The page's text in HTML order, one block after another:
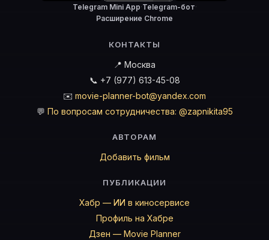
Telegram Mini App·Telegram-бот·
Расширение Chrome
КОНТАКТЫ
📍 Москва
📞 +7 (977) 613-45-08
✉️ movie-planner-bot@yandex.com
💬 По вопросам сотрудничества: @zapnikita95
АВТОРАМ
Добавить фильм
ПУБЛИКАЦИИ
Хабр — ИИ в киносервисе
Профиль на Хабре
Дзен — Movie Planner